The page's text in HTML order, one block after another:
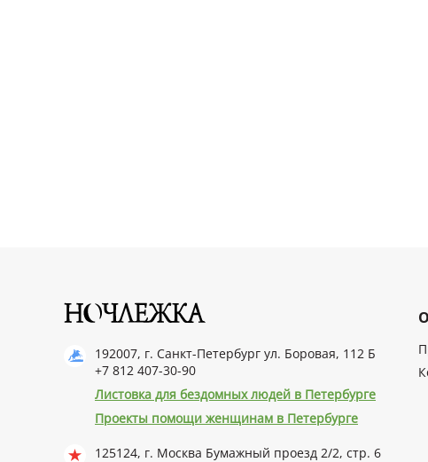
192007, г. Санкт-Петербург ул. Боровая, 112 Б
+7 812 407-30-90
Листовка для бездомных людей в Петербурге
Проекты помощи женщинам в Петербурге
125124, г. Москва Бумажный проезд 2/2, стр. 6